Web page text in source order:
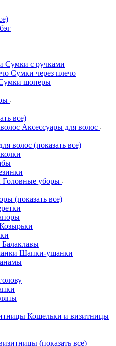
все)
волос (показать все)
(показать все)
Козырьки
Балаклавы
Шапки-ушанки
Кошельки и визитницы
(показать все)